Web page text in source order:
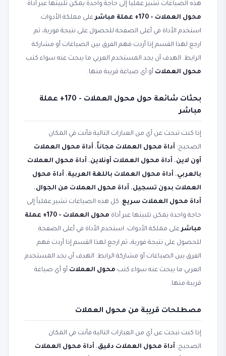
هذه الصياغات تشير عملياً إلى حاجة واحدة يمكن تلبيتها عبر أداة
محول العملات - 170+ عملة مباشر
على مملكة الأدوات.
استخدم الأداة في أعلى الصفحة للحصول على نتيجة فورية، ثم
ارجع لهذا القسم إذا أردت فهم الفرق بين الصياغات أو مشاركة
الرابط. الهدف أن يجد المستخدم العربي ما يبحث عنه سواء كتب
محول العملات أو أي صياغة قريبة منها.
بحثات شائعة حول محول العملات - 170+ عملة
مباشر
إذا كنت تبحث عن أي من العبارات التالية فأنت في المكان
الصحيح: أداة محول العملات مجاناً، أداة محول العملات
أون لاين، أداة محول العملات أونلاين، أداة محول العملات
بالعربي، أداة محول العملات باللغة العربية، أداة محول
العملات بدون تسجيل، أداة محول العملات من الجوال،
أداة محول العملات سريع. كل هذه الصياغات تشير عملياً إلى
حاجة واحدة يمكن تلبيتها عبر أداة
محول العملات - 170+ عملة
مباشرعلى مملكة الأدوات. استخدم الأداة في أعلى الصفحة
للحصول على نتيجة فورية، ثم ارجع لهذا القسم إذا أردت فهم
الفرق بين الصياغات أو مشاركة الرابط. الهدف أن يجد المستخدم
العربي ما يبحث عنه سواء كتب محول العملات أو أي صياغة
قريبة منها.
مصطلحات قريبة من محول العملات
إذا كنت تبحث عن أي من العبارات التالية فأنت في المكان
الصحيح: أداة محول العملات دقيق، أداة محول العملات